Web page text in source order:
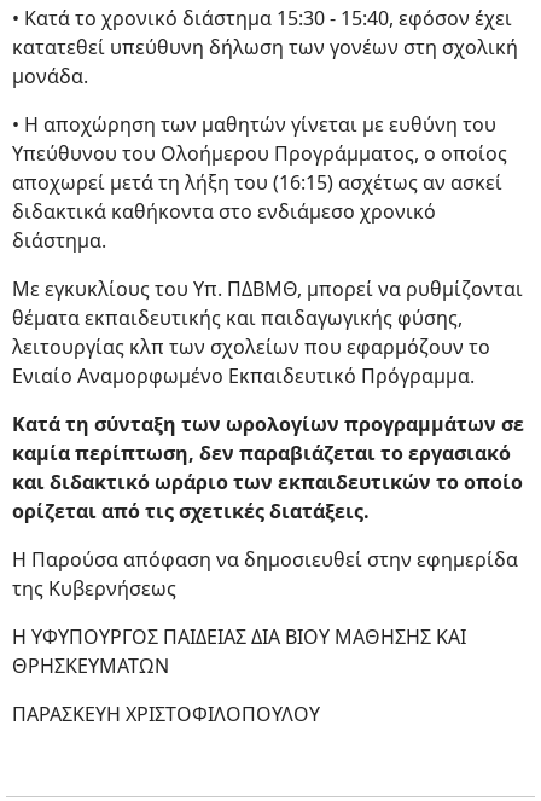
• Κατά το χρονικό διάστημα 15:30 - 15:40, εφόσον έχει
κατατεθεί υπεύθυνη δήλωση των γονέων στη σχολική
μονάδα.
• Η αποχώρηση των μαθητών γίνεται με ευθύνη του
Υπεύθυνου του Ολοήμερου Προγράμματος, ο οποίος
αποχωρεί μετά τη λήξη του (16:15) ασχέτως αν ασκεί
διδακτικά καθήκοντα στο ενδιάμεσο χρονικό
διάστημα.
Με εγκυκλίους του Υπ. ΠΔΒΜΘ, μπορεί να ρυθμίζονται
θέματα εκπαιδευτικής και παιδαγωγικής φύσης,
λειτουργίας κλπ των σχολείων που εφαρμόζουν το
Ενιαίο Αναμορφωμένο Εκπαιδευτικό Πρόγραμμα.
Κατά τη σύνταξη των ωρολογίων προγραμμάτων σε
καμία περίπτωση, δεν παραβιάζεται το εργασιακό
και διδακτικό ωράριο των εκπαιδευτικών το οποίο
ορίζεται από τις σχετικές διατάξεις.
Η Παρούσα απόφαση να δημοσιευθεί στην εφημερίδα
της Κυβερνήσεως
Η ΥΦΥΠΟΥΡΓΟΣ ΠΑΙΔΕΙΑΣ ΔΙΑ ΒΙΟΥ ΜΑΘΗΣΗΣ ΚΑΙ
ΘΡΗΣΚΕΥΜΑΤΩΝ
ΠΑΡΑΣΚΕΥΗ ΧΡΙΣΤΟΦΙΛΟΠΟΥΛΟΥ